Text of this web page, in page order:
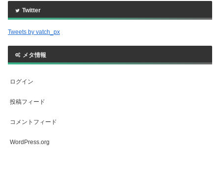
Twitter
Tweets by vatch_px
メタ情報
ログイン
投稿フィード
コメントフィード
WordPress.org